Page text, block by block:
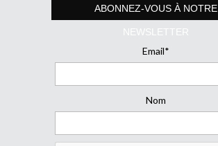
ABONNEZ-VOUS À NOTRE
NEWSLETTER
Email*
Nom